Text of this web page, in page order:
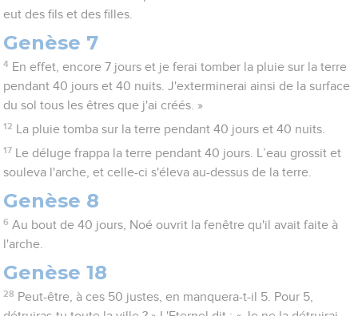
eut des fils et des filles.
Genèse 7
4 En effet, encore 7 jours et je ferai tomber la pluie sur la terre
pendant 40 jours et 40 nuits. J'exterminerai ainsi de la surface
du sol tous les êtres que j'ai créés. »
12 La pluie tomba sur la terre pendant 40 jours et 40 nuits.
17
Le déluge frappa la terre pendant 40 jours. L’eau grossit et
souleva l'arche, et celle-ci s'éleva au-dessus de la terre.
Genèse 8
6 Au bout de 40 jours, Noé ouvrit la fenêtre qu'il avait faite à
l'arche.
Genèse 18
28 Peut-être, à ces 50 justes, en manquera-t-il 5. Pour 5,